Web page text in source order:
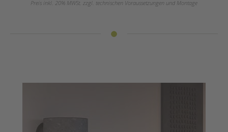
Preis inkl. 20% MWSt. zzgl. technischen Voraussetzungen und Montage